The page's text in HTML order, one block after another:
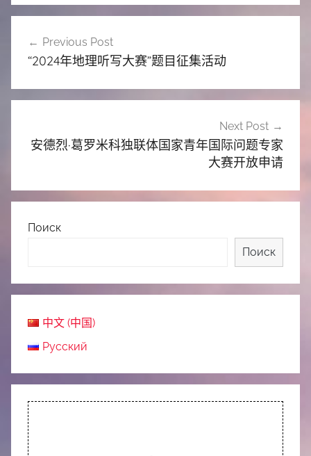
章
航
Previous Post
“2024年地理听写大赛”题目征集活动
Next Post
安德烈·葛罗米科独联体国家青年国际问题专家
大赛开放申请
Поиск
Поиск
中文 (中国)
Русский